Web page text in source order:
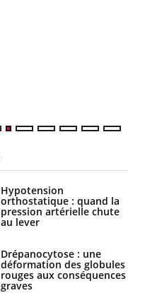
Hypotension
orthostatique : quand la
pression artérielle chute
au lever
Drépanocytose : une
déformation des globules
rouges aux conséquences
graves